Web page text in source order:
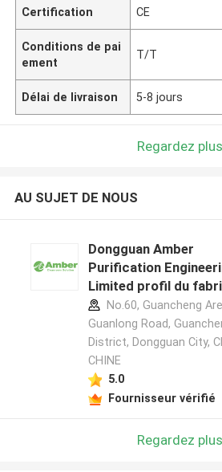
Certification CE
Conditions de pai
ement
T/T
Délai de livraison 5-8 jours
Regardez plus
AU SUJET DE NOUS
Dongguan Amber
Purification
Limited profil du
No.60, Guancheng
Guanlong Road,
District, Dongguan City,
CHINE
5.0
Fournisseur vérifié
Regardez plus